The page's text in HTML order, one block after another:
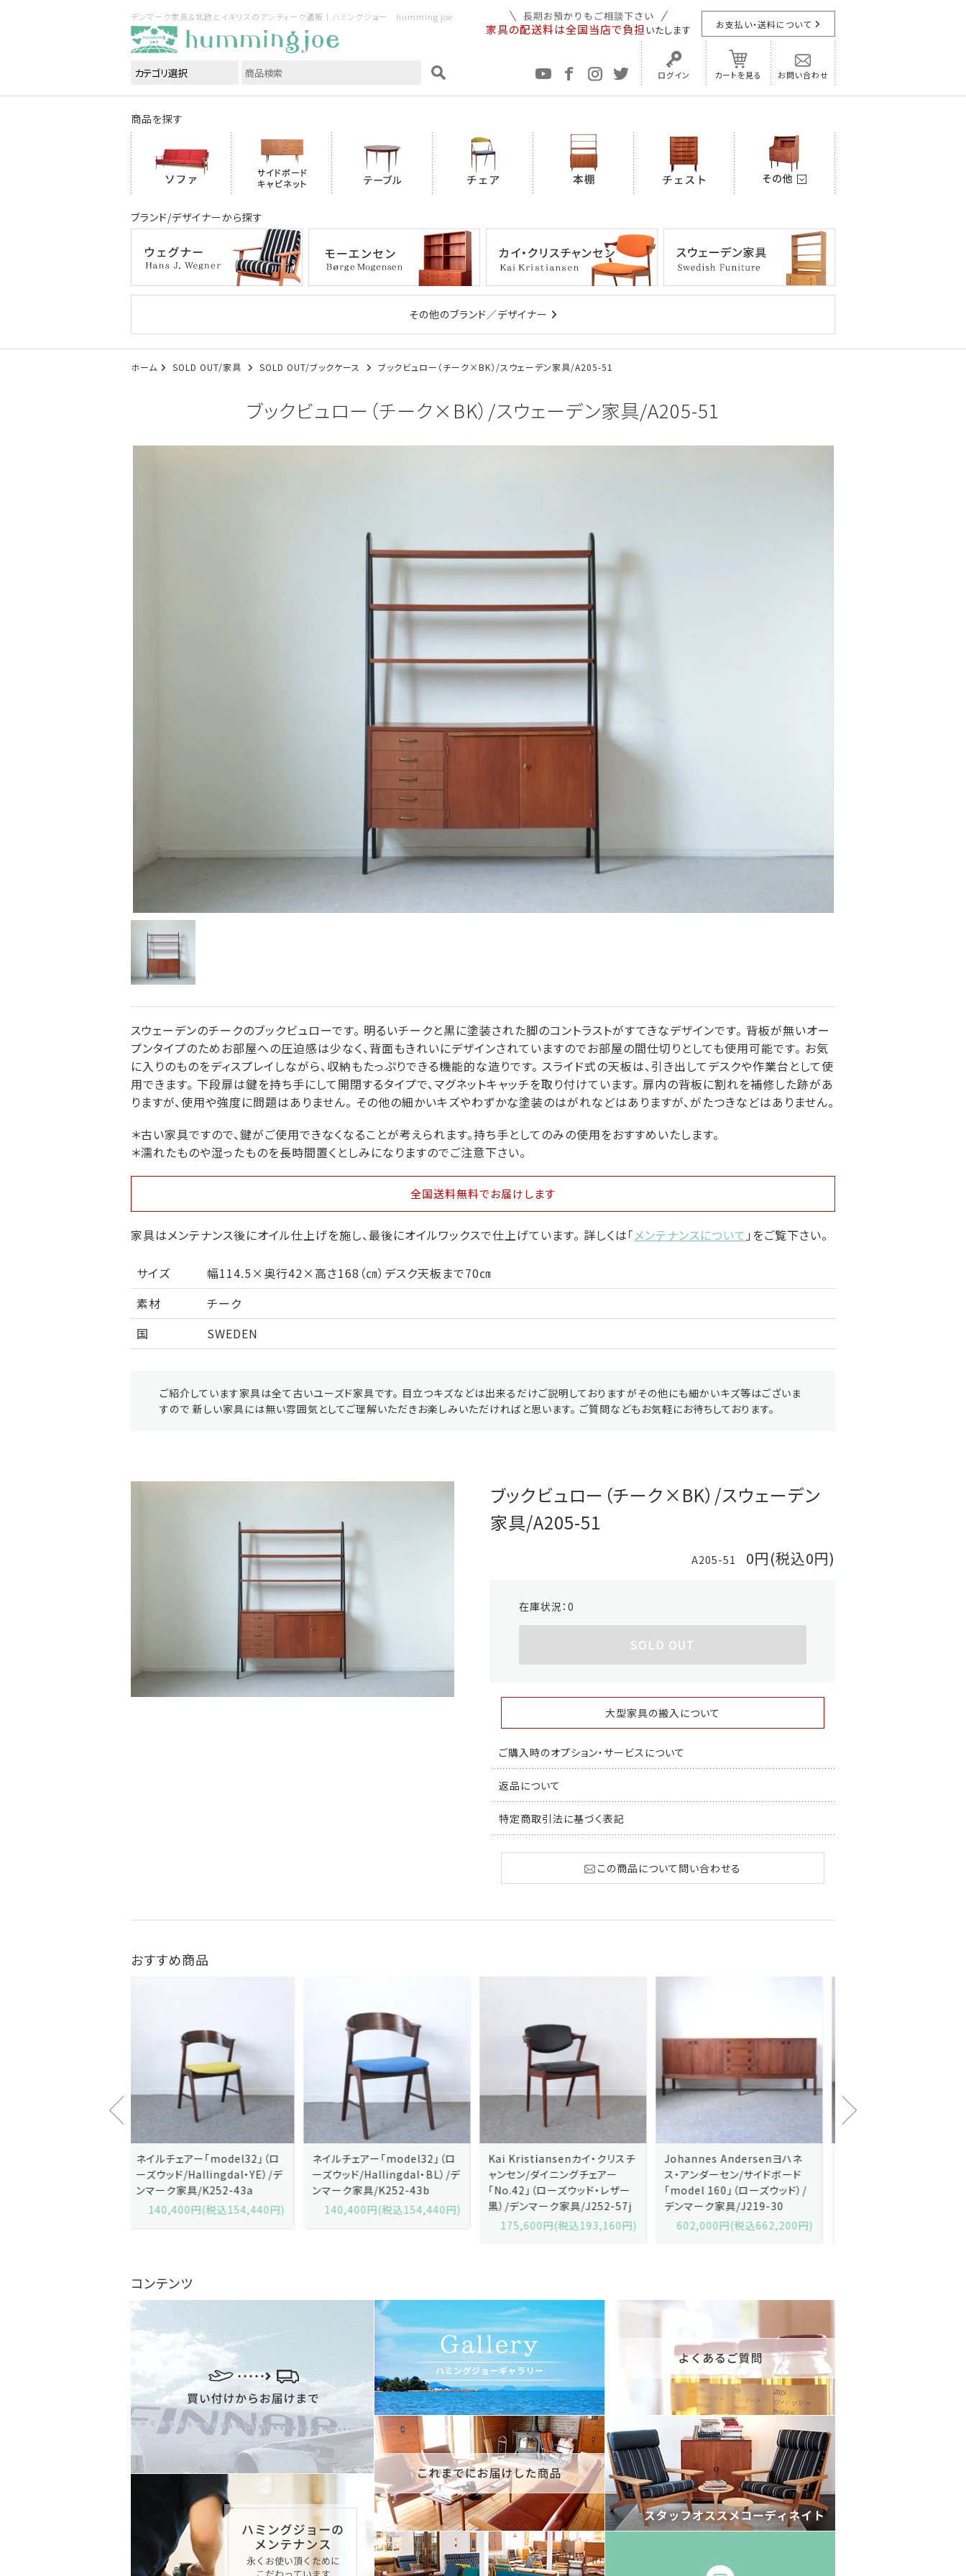
デンマーク家具＆北欧とイギリスのアンティーク通販｜ハミングジョー humming joe
家具の配送料は全国当店で負担 いたします お支払い・送料について
ログイン カートを見る お問い合わせ
商品を探す
ブランド/デザイナーから探す
その他のブランド／デザイナー
ホーム SOLD OUT/家具 SOLD OUT/ブックケース ブックビュロー（チーク×BK）/スウェーデン家具/A205-51
ブックビュロー（チーク×BK）/スウェーデン家具/A205-51
スウェーデンのチークのブックビュローです。 明るいチークと黒に塗装された脚のコントラストがすてきなデザインです。 背板が無いオー
プンタイプのためお部屋への圧迫感は少なく、背面もきれいにデザインされていますのでお部屋の間仕切りとしても使用可能です。 お気
に入りのものをディスプレイしながら、収納もたっぷりできる機能的な造りです。 スライド式の天板は、引き出してデスクや作業台として使
用できます。 下段扉は鍵を持ち手にして開閉するタイプで、マグネットキャッチを取り付けています。 扉内の背板に割れを補修した跡があ
りますが、使用や強度に問題はありません。 その他の細かいキズやわずかな塗装のはがれなどはありますが、がたつきなどはありません。
＊古い家具ですので、鍵がご使用できなくなることが考えられます。持ち手としてのみの使用をおすすめいたします。
＊濡れたものや湿ったものを長時間置くとしみになりますのでご注意下さい。
全国送料無料でお届けします
家具はメンテナンス後にオイル仕上げを施し、最後にオイルワックスで仕上げています。 詳しくは「メンテナンスについて 」をご覧下さい。
サイズ
幅114.5×奥行42×高さ168（㎝）デスク天板まで70㎝
素材
チーク
国
SWEDEN
ご紹介しています家具は全て古いユーズド家具です。 目立つキズなどは出来るだけご説明しておりますがその他にも細かいキズ等はございま
すので 新しい家具には無い雰囲気としてご理解いただきお楽しみいただければと思います。 ご質問などもお気軽にお待ちしております。
ブックビュロー（チーク×BK）/スウェーデン
家具/A205-51
A205-51 0円(税込0円)
在庫状況： 0
SOLD OUT
大型家具の搬入について
ご購入時のオプション・サービスについて
返品について
特定商取引法に基づく表記
この商品について問い合わせる
おすすめ商品
ネイルチェアー「model32」（ロ
ーズウッド/Hallingdal・BL）/デ
ンマーク家具/K252-43b
140,400円(税込154,440円)
Kai Kristiansenカイ・クリスチ
ャンセン/ダイニングチェアー
「No.42」（ローズウッド・レザー
黒）/デンマーク家具/J252-57j
Johannes Andersenヨハネ
ス・アンダーセン/サイドボード
「model 160」（ローズウッド）/
デンマーク家具/J219-30
602,000円(税込662,200円)
Hans J.Wegnerハンス・J・ウェ
グナー/ソファ「GE236」(オーク・
Remix)/デンマーク家
具/J252-13
617,600円(税込679,360円)
コンテンツ